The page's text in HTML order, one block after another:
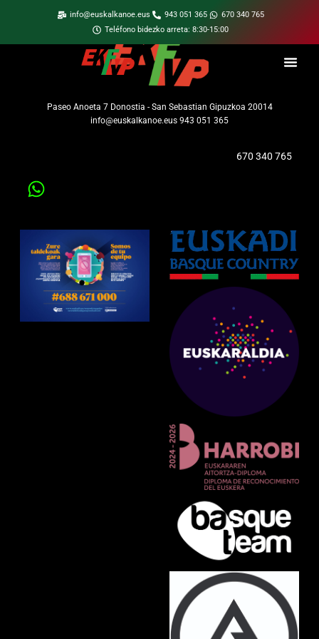
info@euskalkanoe.eus 943 051 365
670 340 765
Teléfono bidezko arreta: 8:30-15:00
Paseo Anoeta 7 Donostia - San Sebastian Gipuzkoa 20014
info@euskalkanoe.eus 943 051 365
670 340 765